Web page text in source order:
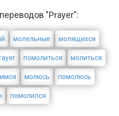
"Prayer":
молельные молящихся
помолиться молиться
молюсь помолюсь
помолился